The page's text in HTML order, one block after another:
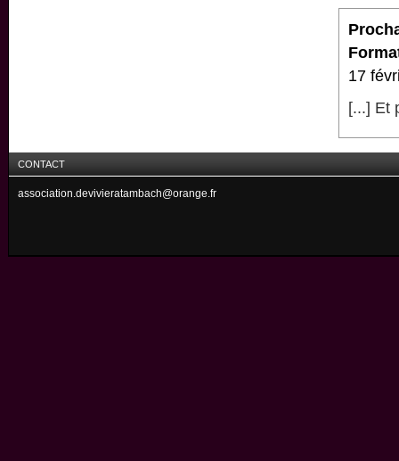
17
[...] Et
CONTACT
association.devivieratambach@orange.fr